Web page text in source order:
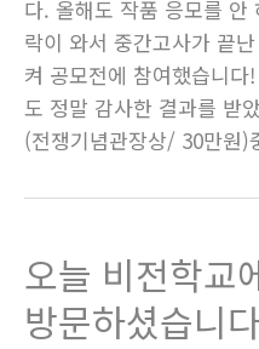
다. 올해도 작품 응모를 안
락이 와서 중간고사가 끝
켜 공모전에 참여했습니
도 정말 감사한 결과를 받
(전쟁기념관장상/ 30만원)
오늘 비전학교
방문하셨습니